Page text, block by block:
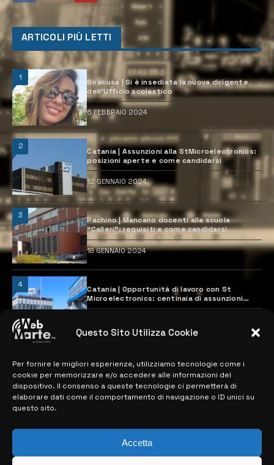
Questo Sito Utilizza Cookie
Per fornire le migliori esperienze, utilizziamo tecnologie come i
cookie per memorizzare e/o accedere alle informazioni del
dispositivo. Il consenso a queste tecnologie ci permetterà di
elaborare dati come il comportamento di navigazione o ID unici su
questo sito.
Accetta
ARTICOLI PIÙ LETTI
1
Siracusa | Si è insediata la nuova dirigente
dell’Ufficio scolastico
6 FEBBRAIO 2024
2
Catania | Assunzioni alla StMicroelectronics:
posizioni aperte e come candidarsi
12 GENNAIO 2024
3
Pachino | Mancano docenti alla scuola
“Calleri”: requisiti e come candidarsi
18 GENNAIO 2024
4
Catania | Opportunità di lavoro con St
Microelectronics: centinaia di assunzioni
previste
MAPPA DEL SITO
> NOTIZIE